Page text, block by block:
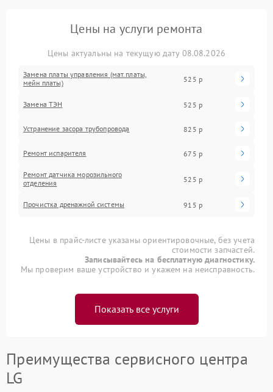
Цены на услуги ремонта
Цены актуальны на текущую дату 08.08.2026
Замена платы управления (мат.платы,
мейн платы)
525 р
Замена ТЭН 525 р
Устранение засора трубопровода 825 р
Ремонт испарителя 675 р
Ремонт датчика морозильного
отделения
525 р
Прочистка дренажной системы 915 р
Цены в прайс-листе указаны ориентировочные, без учета
стоимости запчастей.
Записывайтесь на бесплатную диагностику.
Мы проверим ваше устройство и укажем на неисправность.
Показать все услуги
Преимущества сервисного центра
LG